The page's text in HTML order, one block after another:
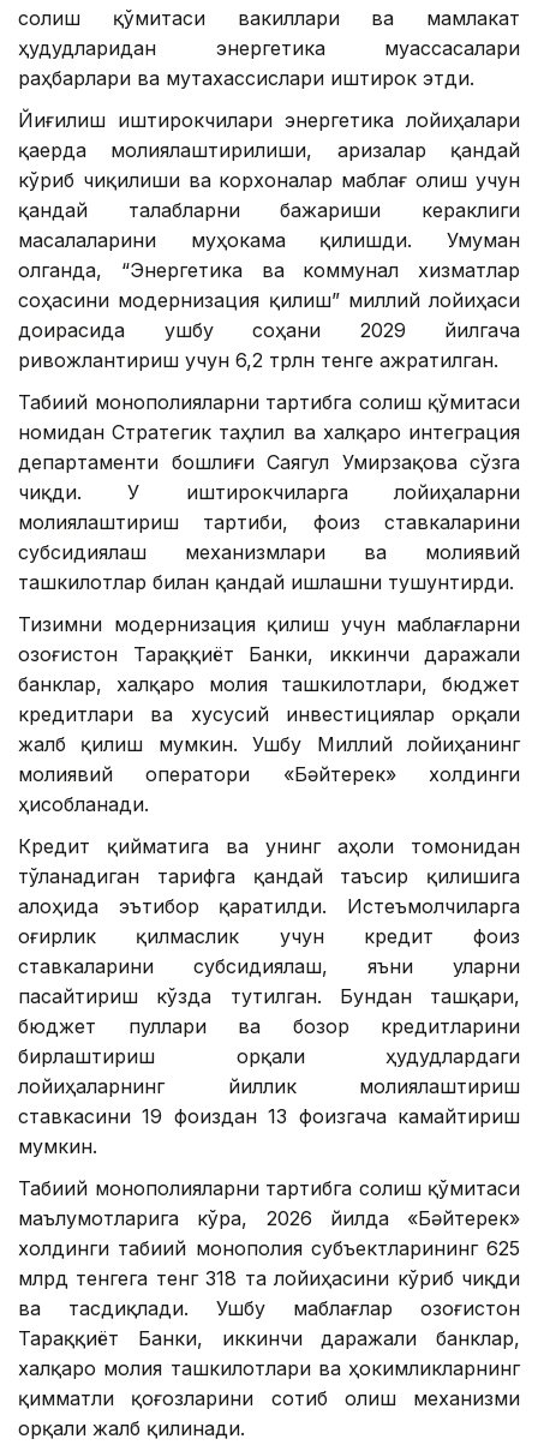
солиш қўмитаси вакиллари ва мамлакат
ҳудудларидан энергетика муассасалари
раҳбарлари ва мутахассислари иштирок этди.
Йиғилиш иштирокчилари энергетика лойиҳалари
қаерда молиялаштирилиши, аризалар қандай
кўриб чиқилиши ва корхоналар маблағ олиш учун
қандай талабларни бажариши кераклиги
масалаларини муҳокама қилишди. Умуман
олганда, “Энергетика ва коммунал хизматлар
соҳасини модернизация қилиш” миллий лойиҳаси
доирасида ушбу соҳани 2029 йилгача
ривожлантириш учун 6,2 трлн тенге ажратилган.
Табиий монополияларни тартибга солиш қўмитаси
номидан Стратегик таҳлил ва халқаро интеграция
департаменти бошлиғи Саягул Умирзақова сўзга
чиқди. У иштирокчиларга лойиҳаларни
молиялаштириш тартиби, фоиз ставкаларини
субсидиялаш механизмлари ва молиявий
ташкилотлар билан қандай ишлашни тушунтирди.
Тизимни модернизация қилиш учун маблағларни
Қозоғистон Тараққиёт Банки, иккинчи даражали
банклар, халқаро молия ташкилотлари, бюджет
кредитлари ва хусусий инвестициялар орқали
жалб қилиш мумкин. Ушбу Миллий лойиҳанинг
молиявий оператори «Бәйтерек» холдинги
ҳисобланади.
Кредит қийматига ва унинг аҳоли томонидан
тўланадиган тарифга қандай таъсир қилишига
алоҳида эътибор қаратилди. Истеъмолчиларга
оғирлик қилмаслик учун кредит фоиз
ставкаларини субсидиялаш, яъни уларни
пасайтириш кўзда тутилган. Бундан ташқари,
бюджет пуллари ва бозор кредитларини
бирлаштириш орқали ҳудудлардаги
лойиҳаларнинг йиллик молиялаштириш
ставкасини 19 фоиздан 13 фоизгача камайтириш
мумкин.
Табиий монополияларни тартибга солиш қўмитаси
маълумотларига кўра, 2026 йилда «Бәйтерек»
холдинги табиий монополия субъектларининг 625
млрд тенгега тенг 318 та лойиҳасини кўриб чиқди
ва тасдиқлади. Ушбу маблағлар Қозоғистон
Тараққиёт Банки, иккинчи даражали банклар,
халқаро молия ташкилотлари ва ҳокимликларнинг
қимматли қоғозларини сотиб олиш механизми
орқали жалб қилинади.